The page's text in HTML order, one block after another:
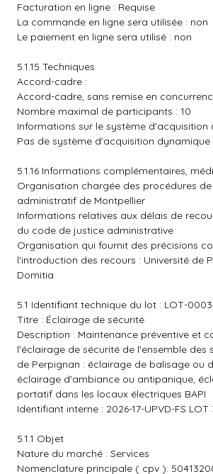
Facturation en ligne : Requise
La commande en ligne sera utilisée : non
Le paiement en ligne sera utilisé : non
5.1.15 Techniques
Accord-cadre :
Accord-cadre, sans remise en
Nombre maximal de participants : 10
Informations sur le système d'acquisition
Pas de système d'acquisition dynamique
5.1.16 Informations complémentaires,
Organisation chargée des procédures
administratif de Montpellier
Informations relatives aux délais de
du code de justice administrative
Organisation qui fournit des précisions
l'introduction des recours : Université de
Domitia
5.1 Identifiant technique du lot : LOT-0003
Titre : Éclairage de sécurité
Description : Maintenance préventive et
l'éclairage de sécurité de l'ensemble des
de Perpignan : éclairage de balisage ou
éclairage d'ambiance ou antipanique,
portatif dans les locaux électriques BAPI
Identifiant interne : 2026-17-UPVD-FS LOT
5.1.1 Objet
Nature du marché : Services
Nomenclature principale ( cpv ):